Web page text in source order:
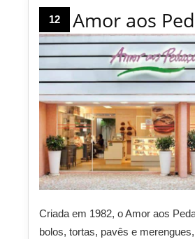
12 Amor aos
Criada em 1982, o Amor aos
bolos, tortas, pavês e